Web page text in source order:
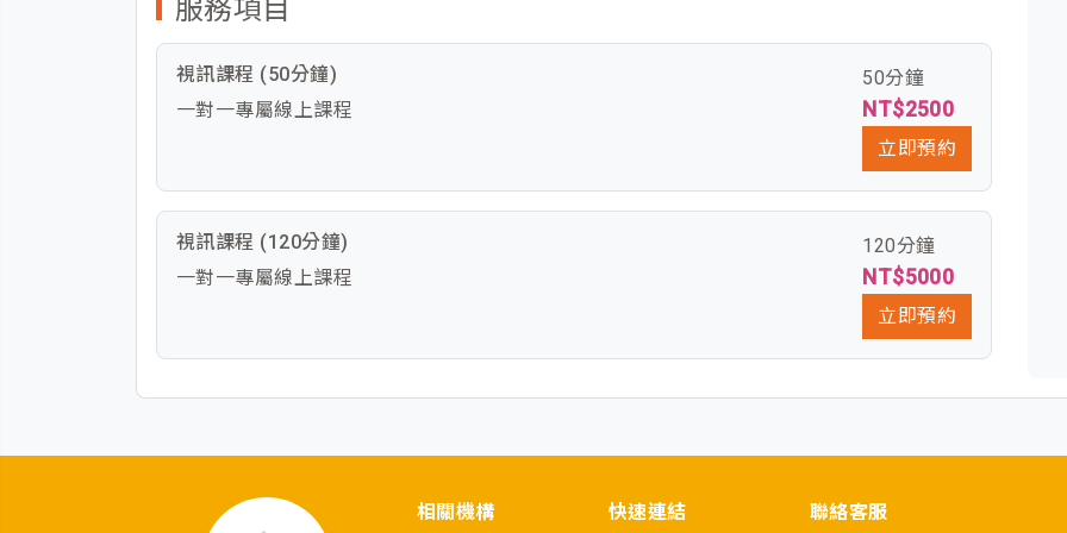
服務項目
視訊課程 (50分鐘)
一對一專屬線上課程
50分鐘
NT$2500
立即預約
視訊課程 (120分鐘)
一對一專屬線上課程
120分鐘
NT$5000
立即預約
相關機構 快速連結 聯絡客服